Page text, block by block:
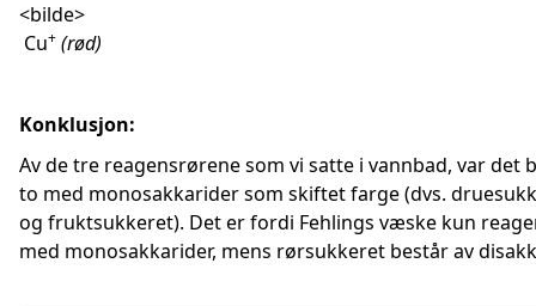
<bilde>
Cu+ (rød)
Konklusjon:
Av de tre reagensrørene som vi satte i vannbad, var det
to med monosakkarider som skiftet farge (dvs.
og fruktsukkeret). Det er fordi Fehlings væske kun
med monosakkarider, mens rørsukkeret består av